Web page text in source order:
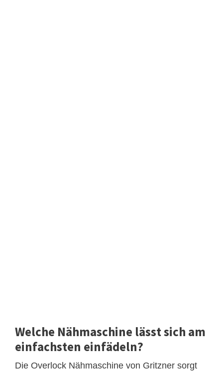
Welche Nähmaschine lässt sich am
einfachsten einfädeln?
Die Overlock Nähmaschine von Gritzner sorgt